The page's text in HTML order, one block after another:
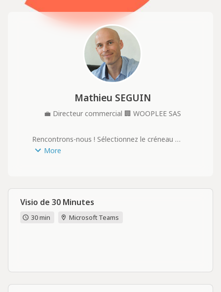
Mathieu SEGUIN
💼 Directeur commercial 🏢 WOOPLEE SAS
Rencontrons-nous ! Sélectionnez le créneau
horaire de votre choix pour réserver votre rendez-
More
Visio de 30 Minutes
30 min Microsoft Teams